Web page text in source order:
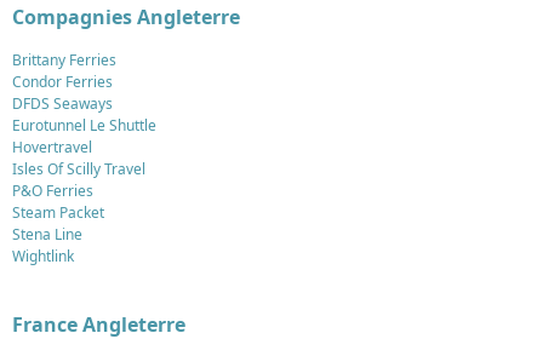
Compagnies Angleterre
Brittany Ferries
Condor Ferries
DFDS Seaways
Eurotunnel Le Shuttle
Hovertravel
Isles Of Scilly Travel
P&O Ferries
Steam Packet
Stena Line
Wightlink
France Angleterre